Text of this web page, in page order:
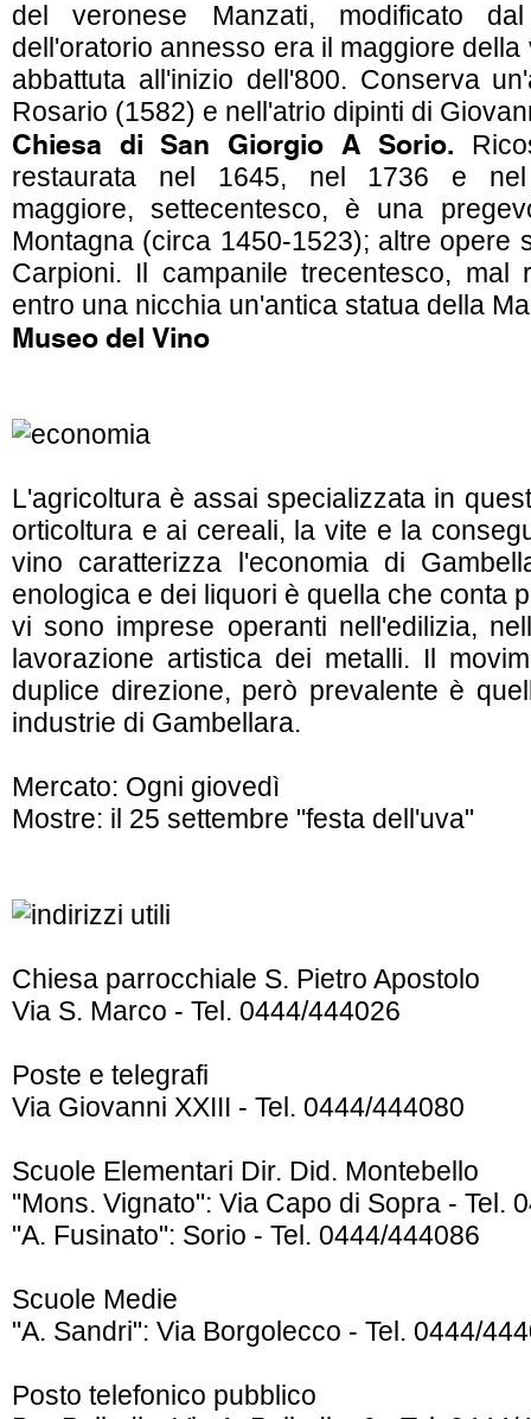
del veronese Manzati, modificato
dell'oratorio annesso era il maggiore
abbattuta all'inizio dell'800. Conserva
Rosario (1582) e nell'atrio dipinti di
Chiesa di San Giorgio A Sorio.
restaurata nel 1645, nel 1736 e nel
maggiore, settecentesco, è una
Montagna (circa 1450-1523); altre opere
Carpioni. Il campanile trecentesco, mal
entro una nicchia un'antica statua della
Museo del Vino
L'agricoltura è assai specializzata in
orticoltura e ai cereali, la vite e la
vino caratterizza l'economia di
enologica e dei liquori è quella che conta
vi sono imprese operanti nell'edilizia,
lavorazione artistica dei metalli. Il
duplice direzione, però prevalente è
industrie di Gambellara.
Mercato: Ogni giovedì
Mostre: il 25 settembre "festa dell'uva"
Chiesa parrocchiale S. Pietro Apostolo
Via S. Marco - Tel. 0444/444026
Poste e telegrafi
Via Giovanni XXIII - Tel. 0444/444080
Scuole Elementari Dir. Did. Montebello
"Mons. Vignato": Via Capo di Sopra - Tel.
"A. Fusinato": Sorio - Tel. 0444/444086
Scuole Medie
"A. Sandri": Via Borgolecco - Tel. 0444/
Posto telefonico pubblico